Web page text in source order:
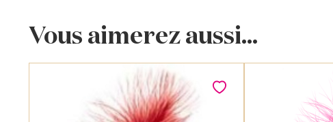
Vous aimerez aussi...